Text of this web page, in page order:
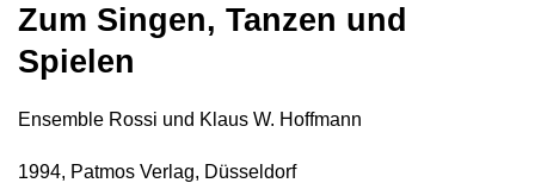
Zum Singen, Tanzen und
Spielen
Ensemble Rossi und Klaus W. Hoffmann
1994, Patmos Verlag, Düsseldorf